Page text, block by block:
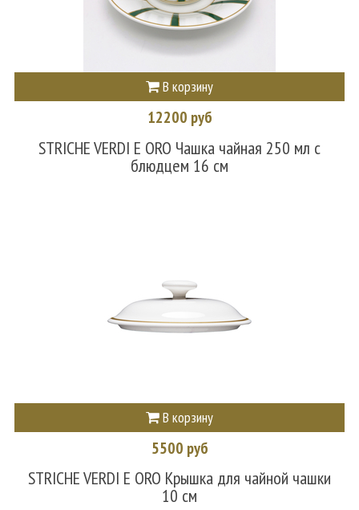
В корзину
12200 руб
STRICHE VERDI E ORO Чашка чайная 250 мл с
блюдцем 16 см
В корзину
5500 руб
STRICHE VERDI E ORO Крышка для чайной чашки
10 см